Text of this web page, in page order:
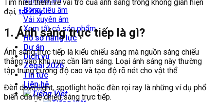
Bông tiêu âm
Vải xuyên âm
Xem tất cả sản phẩm
Hồ sơ năng lực
Dự án
Dịch vụ
Zegal 2026
Tin tức
Liên hệ
Tìm hiểu thêm về vai trò của ánh sáng trong không gian hiện
đại, tại đây.
1. Ánh sáng trực tiếp là gì?
Ánh sáng trực tiếp là kiểu chiếu sáng mà nguồn sáng chiếu
thẳng vào khu vực cần làm sáng. Loại ánh sáng này thường
tập trung cường độ cao và tạo độ rõ nét cho vật thể.
Đèn downlight, spotlight hoặc đèn rọi ray là những ví dụ phổ
biến của hệ chiếu sáng trực tiếp.